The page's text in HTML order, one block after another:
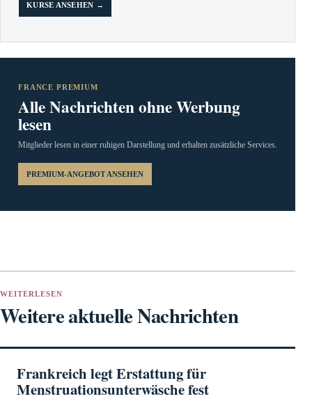
KURSE ANSEHEN →
FRANCE PREMIUM
Alle Nachrichten ohne Werbung
lesen
Mitglieder lesen in einer ruhigen Darstellung und erhalten zusätzliche Services.
PREMIUM-ANGEBOT ANSEHEN
WEITERLESEN
Weitere aktuelle Nachrichten
Frankreich legt Erstattung für
Menstruationsunterwäsche fest